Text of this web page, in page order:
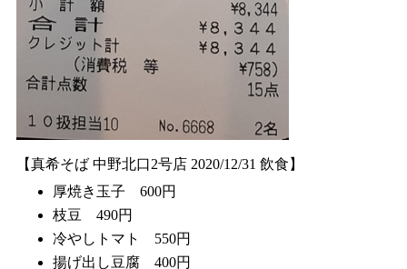
【真希そば 中野北口2号店 2020/12/31 飲食】
厚焼き玉子 600円
枝豆 490円
冷やしトマト 550円
揚げ出し豆腐 400円